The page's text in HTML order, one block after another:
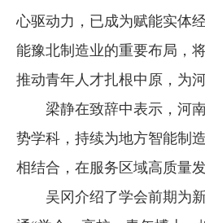
心驱动力，已成为赋能实体
能豫北制造业的重要布局，
推动青年人才扎根中原，为
梁静在致辞中表示，河南
势学科，持续为地方智能制
相结合，在服务区域高质量
吴冈介绍了学会前期为新